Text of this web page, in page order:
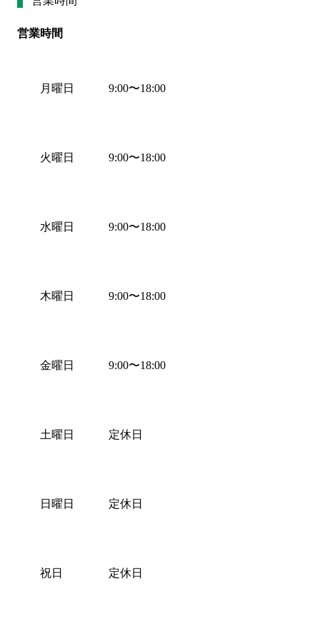
営業時間
月曜日
火曜日
水曜日
木曜日
金曜日
土曜日
日曜日
祝日
9:00〜18:00
9:00〜18:00
9:00〜18:00
9:00〜18:00
9:00〜18:00
定休日
定休日
定休日